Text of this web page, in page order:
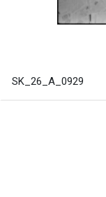
SK_26_A_0929